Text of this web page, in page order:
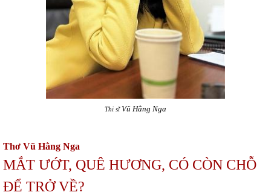
Thi sĩVũ Hằng Nga
Thơ Vũ Hằng Nga
MẮT ƯỚT, QUÊ HƯƠNG, CÓ CÒN CHỖ
ĐỂ TRỞ VỀ?